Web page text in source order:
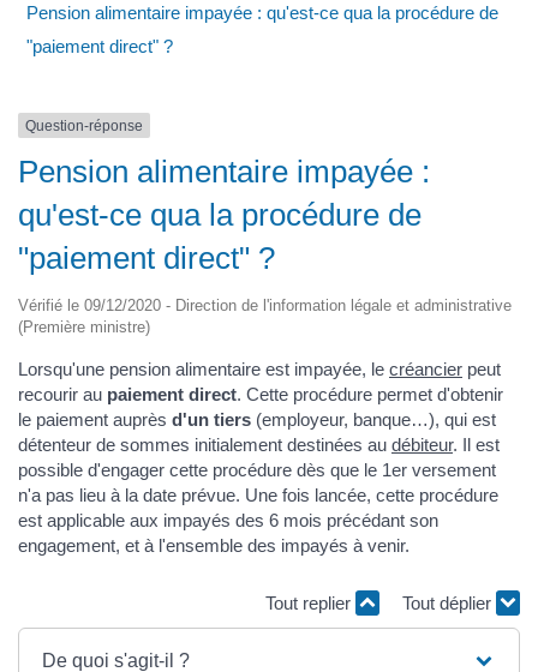
Pension alimentaire impayée : qu'est-ce qua la procédure de
"paiement direct" ?
Question-réponse
Pension alimentaire impayée :
qu'est-ce qua la procédure de
"paiement direct" ?
Vérifié le 09/12/2020 - Direction de l'information légale et administrative
(Première ministre)
Lorsqu'une pension alimentaire est impayée, le créancier peut
recourir au paiement direct. Cette procédure permet d'obtenir
le paiement auprès d'un tiers (employeur, banque…), qui est
détenteur de sommes initialement destinées au débiteur. Il est
possible d'engager cette procédure dès que le 1er versement
n'a pas lieu à la date prévue. Une fois lancée, cette procédure
est applicable aux impayés des 6 mois précédant son
engagement, et à l'ensemble des impayés à venir.
Tout replier Tout déplier
De quoi s'agit-il ?